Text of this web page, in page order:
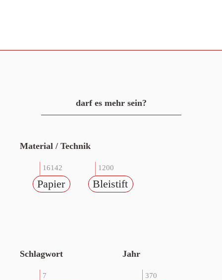
darf es mehr sein?
Material / Technik
16142
Papier
1200
Bleistift
Schlagwort
7
Jahr
370